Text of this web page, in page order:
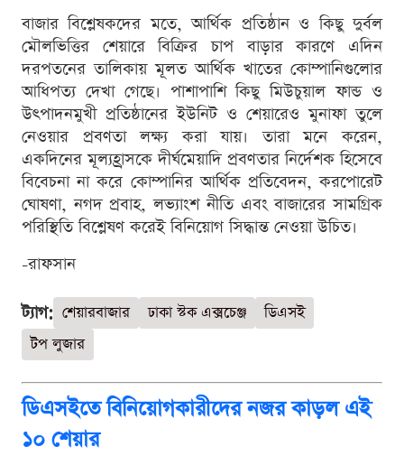
বাজার বিশ্লেষকদের মতে, আর্থিক প্রতিষ্ঠান ও কিছু দুর্বল
মৌলভিত্তির শেয়ারে বিক্রির চাপ বাড়ার কারণে এদিন
দরপতনের তালিকায় মূলত আর্থিক খাতের কোম্পানিগুলোর
আধিপত্য দেখা গেছে। পাশাপাশি কিছু মিউচুয়াল ফান্ড ও
উৎপাদনমুখী প্রতিষ্ঠানের ইউনিট ও শেয়ারেও মুনাফা তুলে
নেওয়ার প্রবণতা লক্ষ্য করা যায়। তারা মনে করেন,
একদিনের মূল্যহ্রাসকে দীর্ঘমেয়াদি প্রবণতার নির্দেশক হিসেবে
বিবেচনা না করে কোম্পানির আর্থিক প্রতিবেদন, করপোরেট
ঘোষণা, নগদ প্রবাহ, লভ্যাংশ নীতি এবং বাজারের সামগ্রিক
পরিস্থিতি বিশ্লেষণ করেই বিনিয়োগ সিদ্ধান্ত নেওয়া উচিত।
-রাফসান
ট্যাগ: শেয়ারবাজার ঢাকা স্টক এক্সচেঞ্জ
ডিএসই
টপ লুজার
ডিএসইতে বিনিয়োগকারীদের নজর কাড়ল এই
১০ শেয়ার